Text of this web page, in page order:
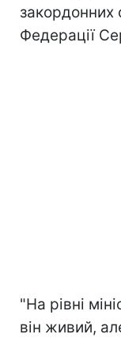
закордонних
Федерації
"На рівні
він живий,